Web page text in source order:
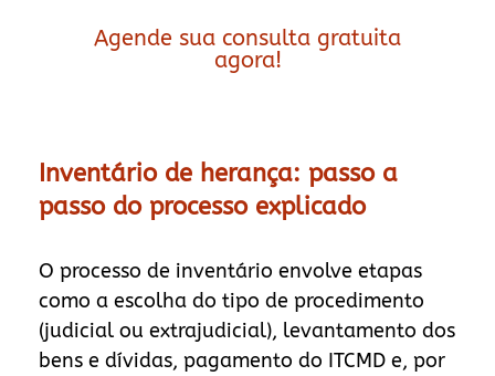
Agende sua consulta gratuita
agora!
Inventário de herança: passo a
passo do processo explicado
O processo de inventário envolve etapas
como a escolha do tipo de procedimento
(judicial ou extrajudicial), levantamento dos
bens e dívidas, pagamento do ITCMD e, por